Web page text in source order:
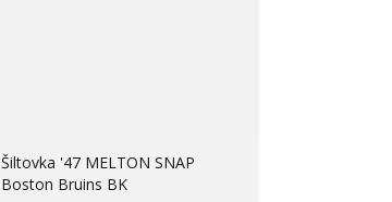
Šiltovka '47 MELTON SNAP
Boston Bruins BK